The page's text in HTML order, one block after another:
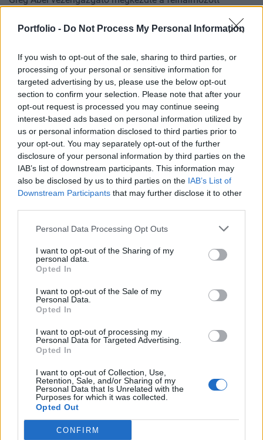
Portfolio - Do Not Process My Personal Information
If you wish to opt-out of the sale, sharing to third parties, or
processing of your personal or sensitive information for
targeted advertising by us, please use the below opt-out
section to confirm your selection. Please note that after your
opt-out request is processed you may continue seeing
interest-based ads based on personal information utilized by
us or personal information disclosed to third parties prior to
your opt-out. You may separately opt-out of the further
disclosure of your personal information by third parties on the
IAB’s list of downstream participants. This information may
also be disclosed by us to third parties on the IAB’s List of
Downstream Participants that may further disclose it to other
Personal Data Processing Opt Outs
I want to opt-out of the Sharing of my
personal data.
Opted In
I want to opt-out of the Sale of my
Personal Data.
Opted In
I want to opt-out of processing my
Personal Data for Targeted Advertising.
Opted In
I want to opt-out of Collection, Use,
Retention, Sale, and/or Sharing of my
Personal Data that Is Unrelated with the
Purposes for which it was collected.
Opted Out
CONFIRM
GLOBÁL
Feketelistára tettek egy céget, amely fontos
nyersanyagot szállított az Egyesült
Államoknak
Kegyvesztett lett a Venezuelában aktív olajmágnás.
Szomjazik a föld, de esőre alig van remény